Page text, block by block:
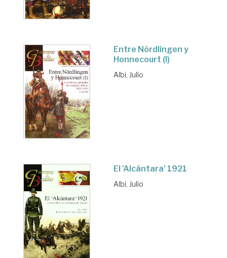
Entre Nördlingen y
Honnecourt (I)
Albi, Julio
El 'Alcántara' 1921
Albi, Julio